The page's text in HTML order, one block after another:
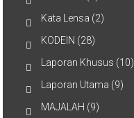
Kata Lensa (2)
KODEIN (28)
Laporan Khusus (10)
Laporan Utama (9)
MAJALAH (9)